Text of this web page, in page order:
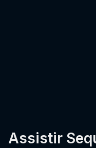
Assistir